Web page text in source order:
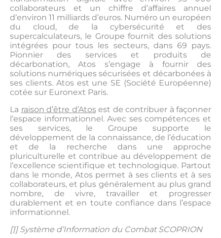
collaborateurs et un chiffre d’affaires annuel
d’environ 11 milliards d’euros. Numéro un européen
du cloud, de la cybersécurité et des
supercalculateurs, le Groupe fournit des solutions
intégrées pour tous les secteurs, dans 69 pays.
Pionnier des services et produits de
décarbonation, Atos s’engage à fournir des
solutions numériques sécurisées et décarbonées à
ses clients. Atos est une SE (Société Européenne)
cotée sur Euronext Paris.
La raison d’être d’Atosest de contribuer à façonner
l’espace informationnel. Avec ses compétences et
ses services, le Groupe supporte le
développement de la connaissance, de l’éducation
et de la recherche dans une approche
pluriculturelle et contribue au développement de
l’excellence scientifique et technologique. Partout
dans le monde, Atos permet à ses clients et à ses
collaborateurs, et plus généralement au plus grand
nombre, de vivre, travailler et progresser
durablement et en toute confiance dans l’espace
informationnel.
[1]Système d’Information du Combat SCOPRION